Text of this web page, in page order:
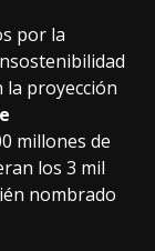
por la
la proyección
millones de
los 3 mil
nombrado